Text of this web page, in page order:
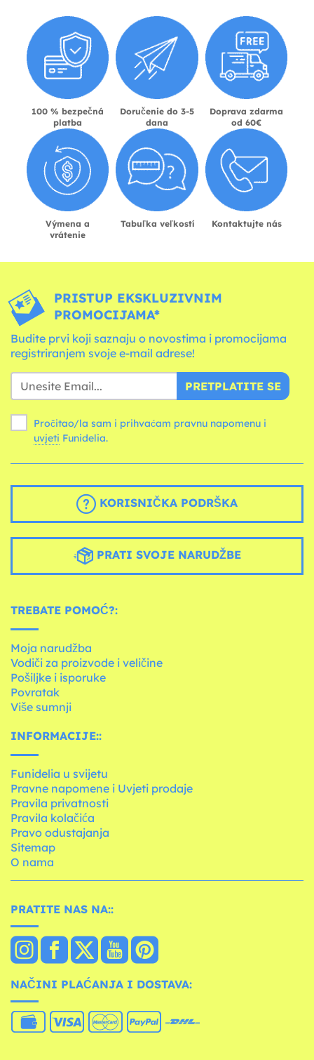
100 % bezpečná
platba
Doručenie do 3-5
dana
Doprava zdarma
od 60€
Výmena a
vrátenie
Tabuľka veľkostí Kontaktujte nás
PRISTUP EKSKLUZIVNIM
PROMOCIJAMA*
Budite prvi koji saznaju o novostima i promocijama
registriranjem svoje e-mail adrese!
PRETPLATITE SE
Pročitao/la sam i prihvaćam pravnu napomenu i
uvjeti Funidelia.
KORISNIČKA PODRŠKA
PRATI SVOJE NARUDŽBE
TREBATE POMOĆ?:
Moja narudžba
Vodiči za proizvode i veličine
Pošiljke i isporuke
Povratak
Više sumnji
INFORMACIJE::
Funidelia u svijetu
Pravne napomene i Uvjeti prodaje
Pravila privatnosti
Pravila kolačića
Pravo odustajanja
Sitemap
O nama
PRATITE NAS NA::
NAČINI PLAĆANJA I DOSTAVA: